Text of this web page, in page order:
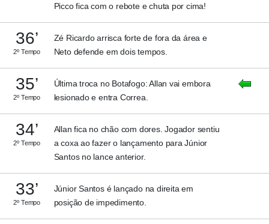
Picco fica com o rebote e chuta por cima!
36’
2º Tempo
Zé Ricardo arrisca forte de fora da área e
Neto defende em dois tempos.
35’
2º Tempo
Última troca no Botafogo: Allan vai embora
lesionado e entra Correa.
34’
2º Tempo
Allan fica no chão com dores. Jogador sentiu
a coxa ao fazer o lançamento para Júnior
Santos no lance anterior.
33’
2º Tempo
Júnior Santos é lançado na direita em
posição de impedimento.